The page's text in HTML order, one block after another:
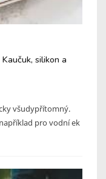
silikon a
všudypřítomný.
pro vodní ek